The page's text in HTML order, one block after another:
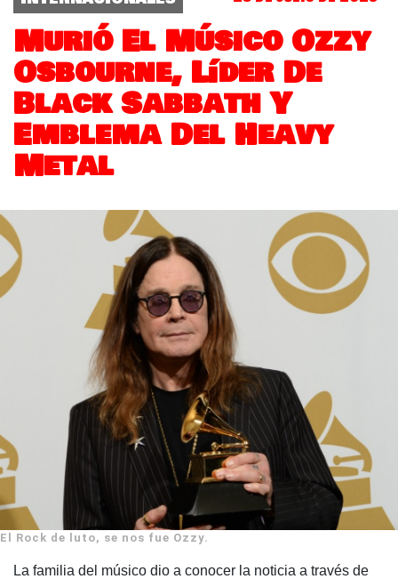
Murió El Músico Ozzy
Osbourne, Líder De
Black Sabbath Y
Emblema Del Heavy
Metal
El Rock de luto, se nos fue Ozzy.
La familia del músico dio a conocer la noticia a través de